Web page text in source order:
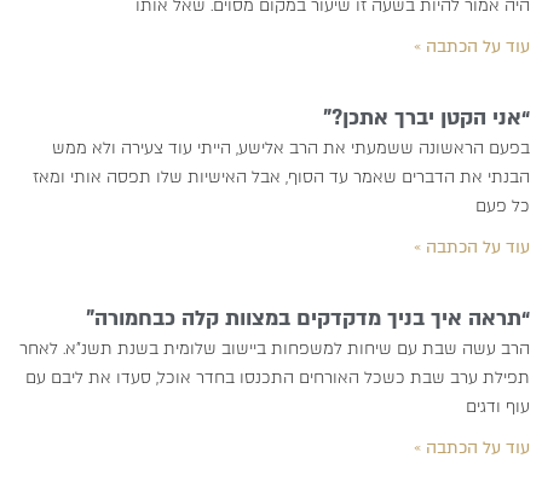
היה אמור להיות בשעה זו שיעור במקום מסוים. שאל אותו
עוד על הכתבה »
“אני הקטן יברך אתכן?”
בפעם הראשונה ששמעתי את הרב אלישע, הייתי עוד צעירה ולא ממש
הבנתי את הדברים שאמר עד הסוף, אבל האישיות שלו תפסה אותי ומאז
כל פעם
עוד על הכתבה »
“תראה איך בניך מדקדקים במצוות קלה כבחמורה”
הרב עשה שבת עם שיחות למשפחות ביישוב שלומית בשנת תשנ”א. לאחר
תפילת ערב שבת כשכל האורחים התכנסו בחדר אוכל, סעדו את ליבם עם
עוף ודגים
עוד על הכתבה »